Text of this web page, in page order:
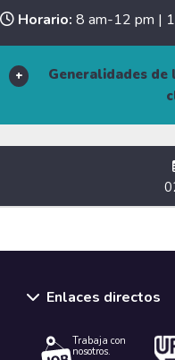
Horario: 8 am-12 pm |
Generalidades
Enlaces directos
Trabaja con
nosotros.